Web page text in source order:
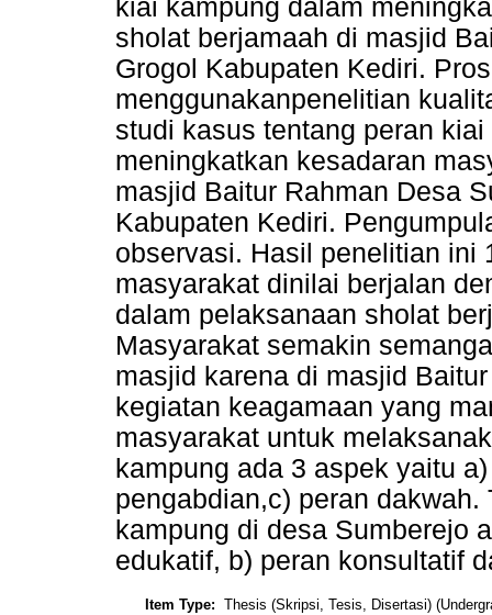
kiai kampung dalam
sholat berjamaah di masjid
Grogol Kabupaten Kediri.
menggunakanpenelitian
studi kasus tentang peran
meningkatkan kesadaran
masjid Baitur Rahman Desa
Kabupaten Kediri.
observasi. Hasil penelitian ini
masyarakat dinilai berjalan
dalam pelaksanaan sholat
Masyarakat semakin
masjid karena di masjid
kegiatan keagamaan yang
masyarakat untuk
kampung ada 3 aspek yaitu
pengabdian,c) peran
kampung di desa Sumberejo
edukatif, b) peran konsultatif
Item Type: Thesis (Skripsi, Tesis, Disertasi)